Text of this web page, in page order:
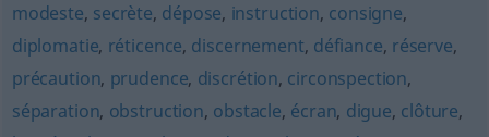
modeste, secrète, dépose, instruction, consigne,
diplomatie, réticence, discernement, défiance, réserve,
précaution, prudence, discrétion, circonspection,
séparation, obstruction, obstacle, écran, digue, clôture,